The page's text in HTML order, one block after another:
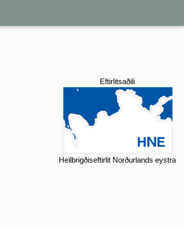
Eftirlitsaðili
Heilbrigðiseftirlit Norðurlands eystra